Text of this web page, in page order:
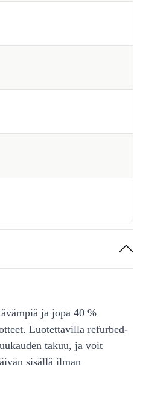
ja jopa 40 %
Luotettavilla refurbed-
takuu, ja voit
sisällä ilman